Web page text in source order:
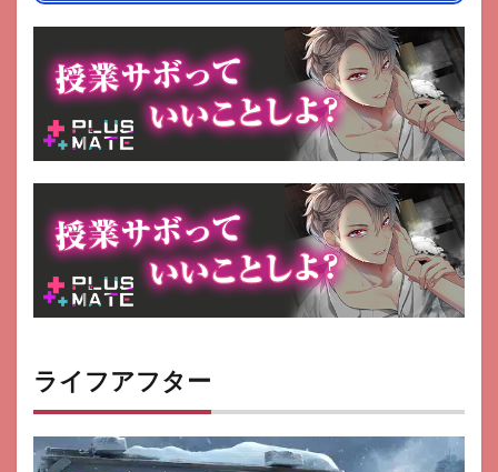
ット
タウ
ン
17
タウ
ンシ
メガ
ポリ
19
ン
20
シテ
ライフアフター